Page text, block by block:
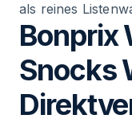
als reines
Bonprix
Snocks